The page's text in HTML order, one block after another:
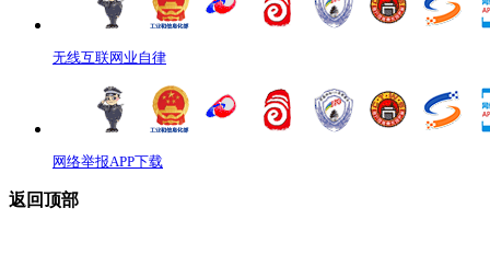
无线互联网业自律
网络举报APP下载
返回顶部